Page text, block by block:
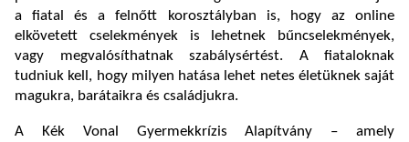
a fiatal és a felnőtt korosztályban is, hogy az online
elkövetett cselekmények is lehetnek bűncselekmények,
vagy megvalósíthatnak szabálysértést. A fiataloknak
tudniuk kell, hogy milyen hatása lehet netes életüknek saját
magukra, barátaikra és családjukra.
A Kék Vonal Gyermekkrízis Alapítvány – amely